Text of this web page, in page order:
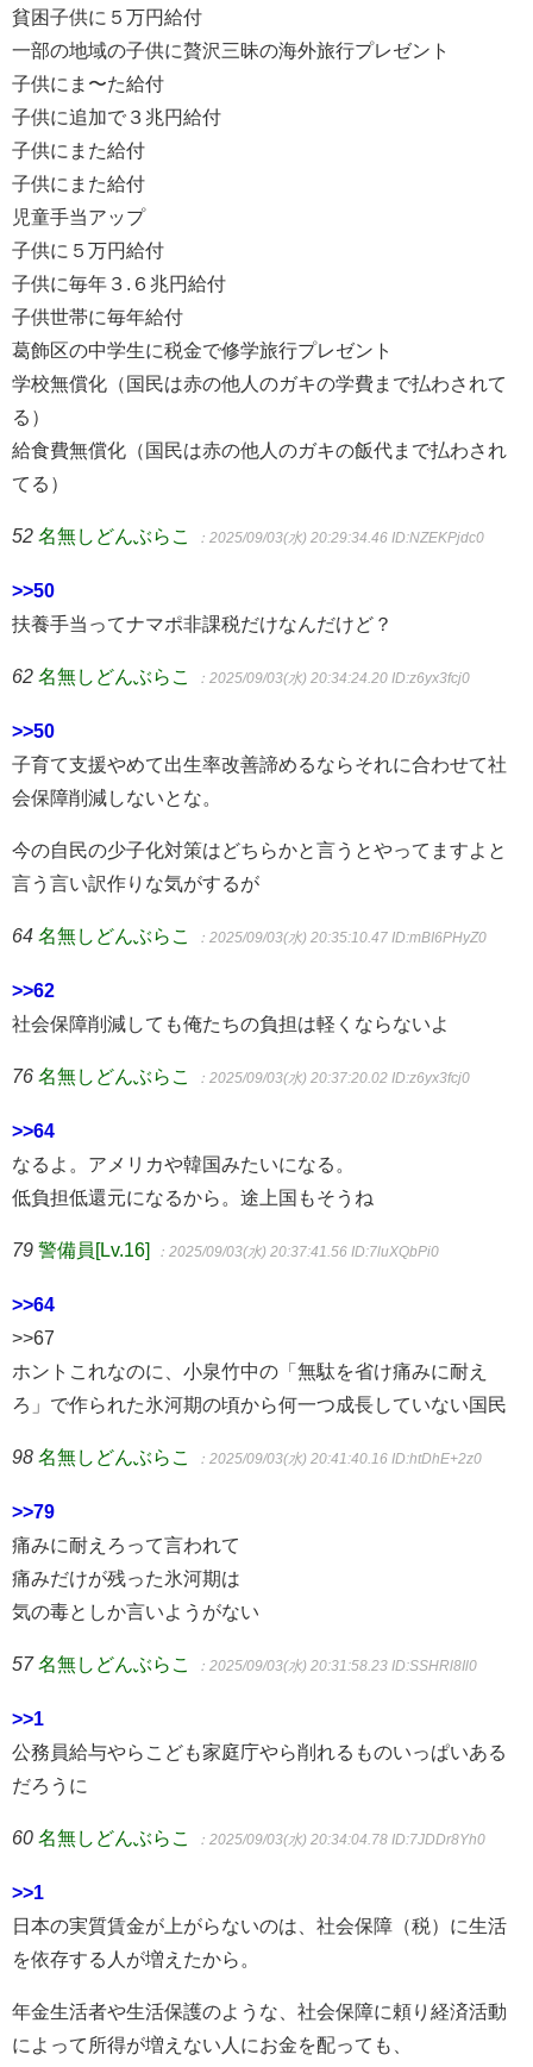
貧困子供に５万円給付
一部の地域の子供に贅沢三昧の海外旅行プレゼント
子供にま〜た給付
子供に追加で３兆円給付
子供にまた給付
子供にまた給付
児童手当アップ
子供に５万円給付
子供に毎年３.６兆円給付
子供世帯に毎年給付
葛飾区の中学生に税金で修学旅行プレゼント
学校無償化（国民は赤の他人のガキの学費まで払わされて
る）
給食費無償化（国民は赤の他人のガキの飯代まで払わされ
てる）
52 名無しどんぶらこ ：2025/09/03(水) 20:29:34.46 ID:NZEKPjdc0
>>50
扶養手当ってナマポ非課税だけなんだけど？
62 名無しどんぶらこ ：2025/09/03(水) 20:34:24.20 ID:z6yx3fcj0
>>50
子育て支援やめて出生率改善諦めるならそれに合わせて社
会保障削減しないとな。
今の自民の少子化対策はどちらかと言うとやってますよと
言う言い訳作りな気がするが
64 名無しどんぶらこ ：2025/09/03(水) 20:35:10.47 ID:mBI6PHyZ0
>>62
社会保障削減しても俺たちの負担は軽くならないよ
76 名無しどんぶらこ ：2025/09/03(水) 20:37:20.02 ID:z6yx3fcj0
>>64
なるよ。アメリカや韓国みたいになる。
低負担低還元になるから。途上国もそうね
79 警備員[Lv.16] ：2025/09/03(水) 20:37:41.56 ID:7luXQbPi0
>>64
>>67
ホントこれなのに、小泉竹中の「無駄を省け痛みに耐え
ろ」で作られた氷河期の頃から何一つ成長していない国民
98 名無しどんぶらこ ：2025/09/03(水) 20:41:40.16 ID:htDhE+2z0
>>79
痛みに耐えろって言われて
痛みだけが残った氷河期は
気の毒としか言いようがない
57 名無しどんぶらこ ：2025/09/03(水) 20:31:58.23 ID:SSHRl8Il0
>>1
公務員給与やらこども家庭庁やら削れるものいっぱいある
だろうに
60 名無しどんぶらこ ：2025/09/03(水) 20:34:04.78 ID:7JDDr8Yh0
>>1
日本の実質賃金が上がらないのは、社会保障（税）に生活
を依存する人が増えたから。
年金生活者や生活保護のような、社会保障に頼り経済活動
によって所得が増えない人にお金を配っても、